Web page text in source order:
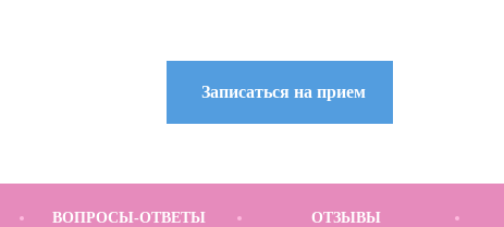
Записаться на прием
ВОПРОСЫ-ОТВЕТЫ ОТЗЫВЫ